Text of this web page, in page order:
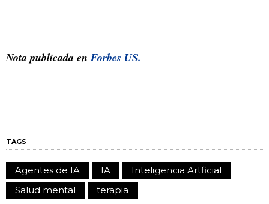
Nota publicada enForbes US.
TAGS
Agentes de IA IA
Inteligencia Artficial
Salud mental
terapia